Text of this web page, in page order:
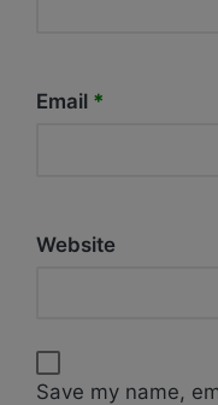
Email *
Website
Save my name,